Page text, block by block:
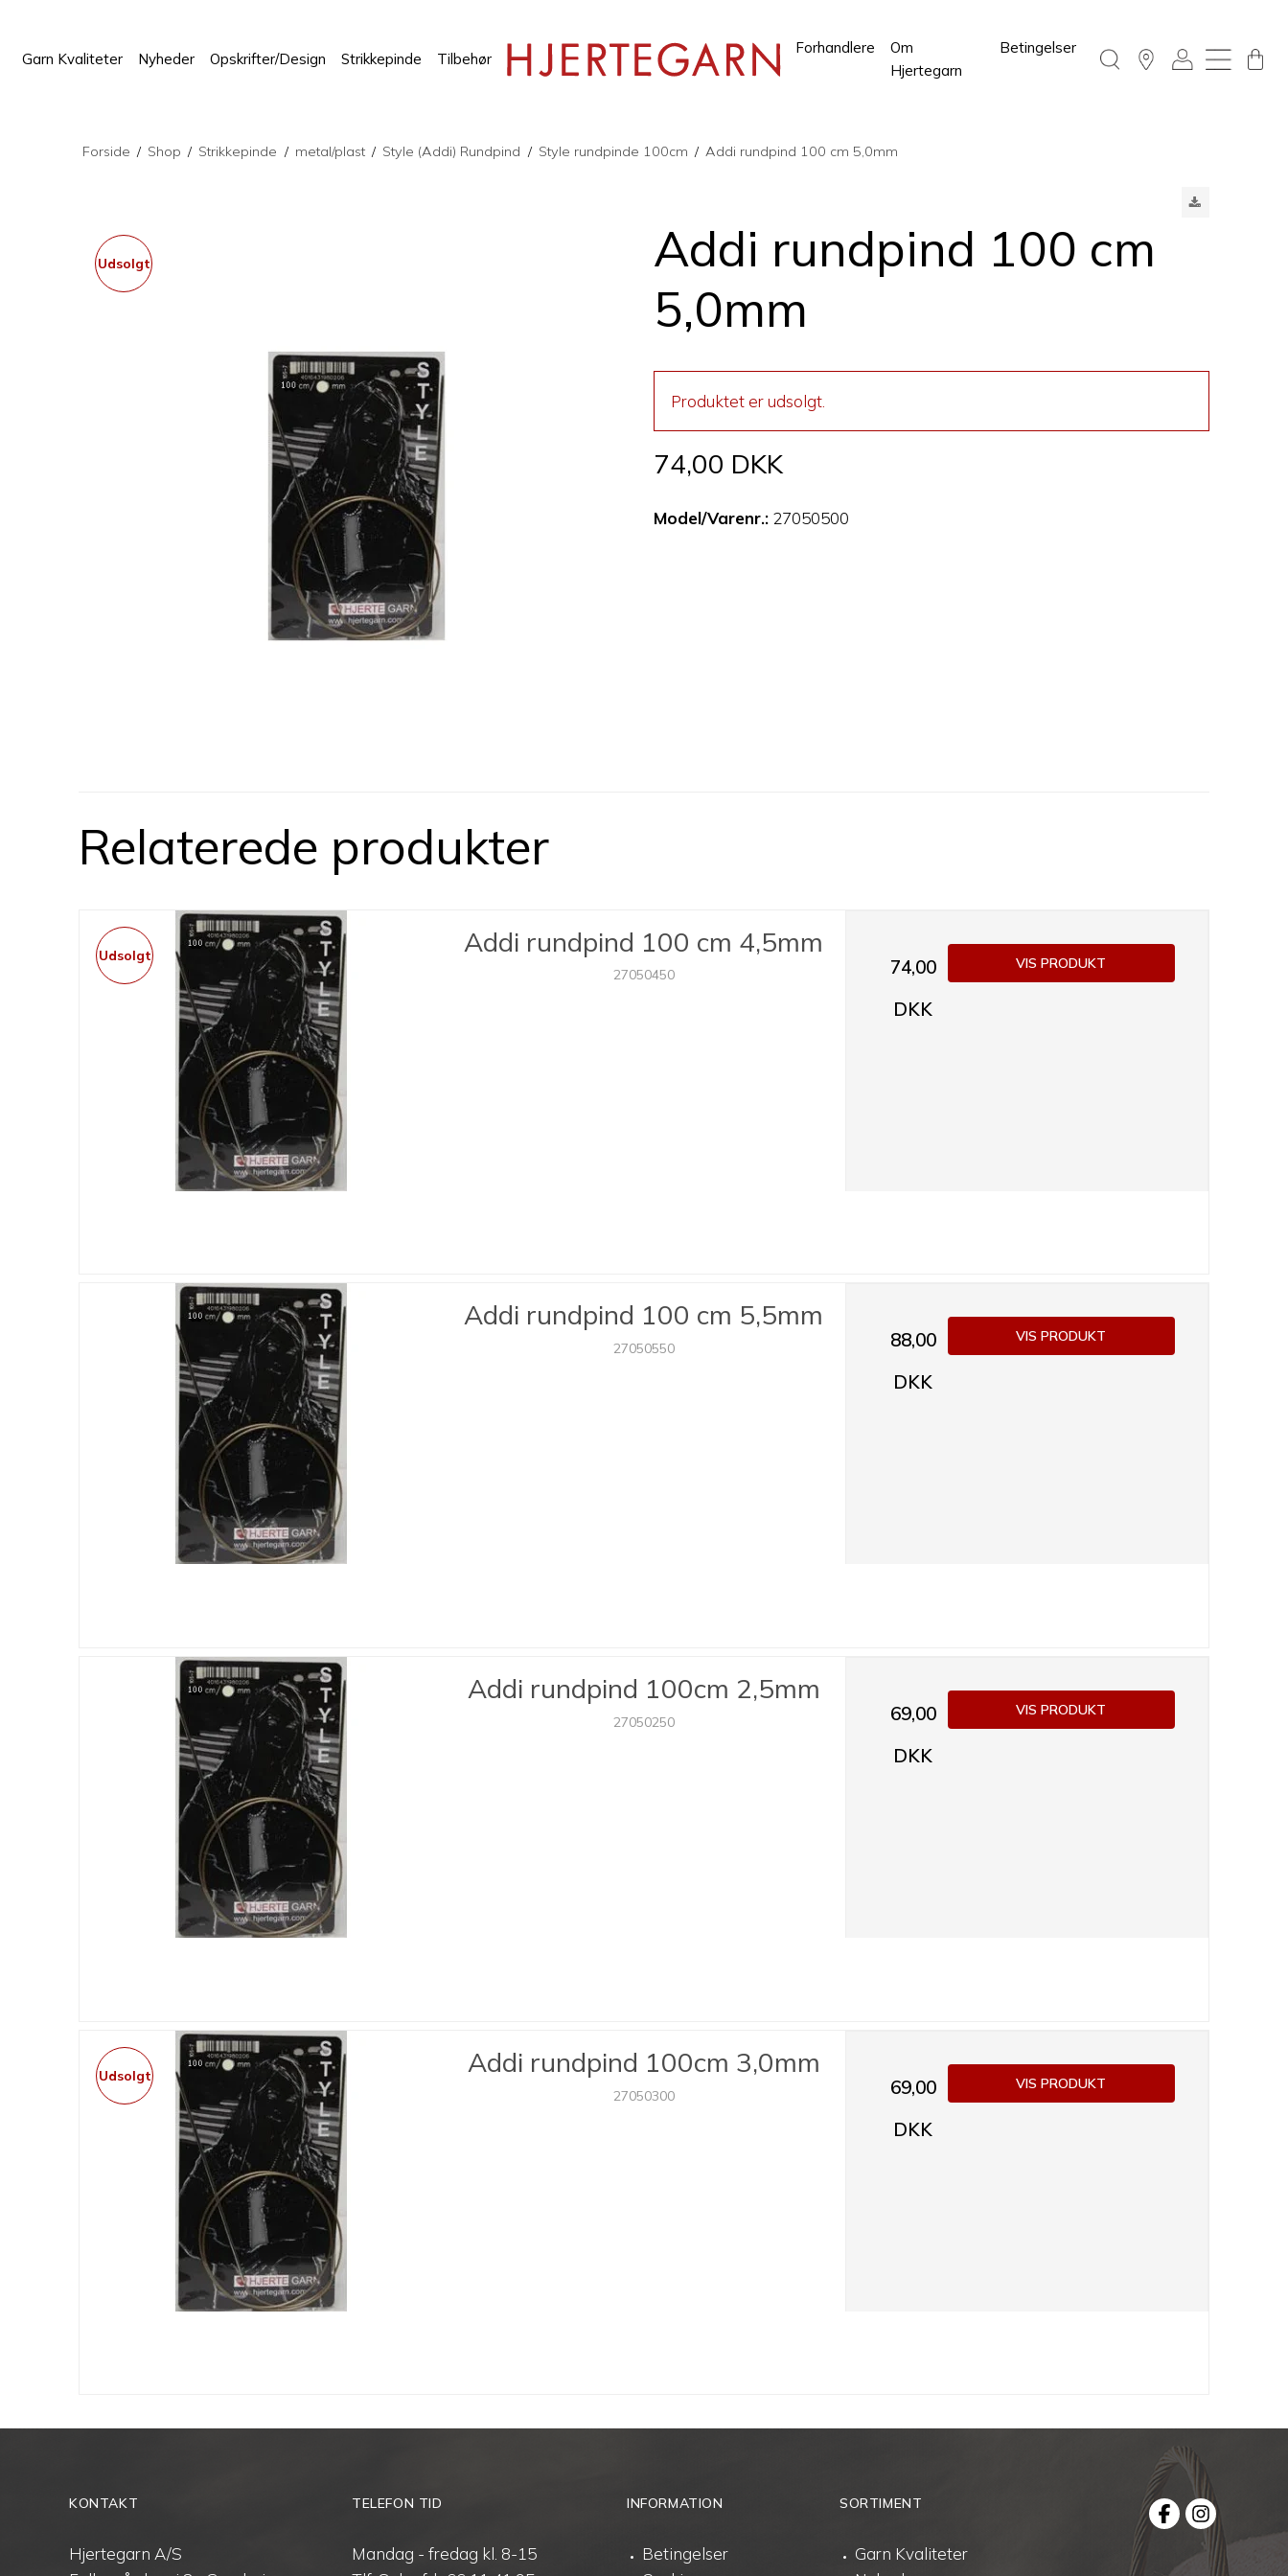
Garn Kvaliteter Nyheder Opskrifter/Design Strikkepinde Tilbehør
Forhandlere
Om
Hjertegarn
Betingelser
Forside / Shop / Strikkepinde / metal/plast / Style (Addi) Rundpind / Style rundpinde 100cm / Addi rundpind 100 cm 5,0mm
Udsolgt
Addi rundpind 100 cm
5,0mm
Produktet er udsolgt.
74,00 DKK
Model/Varenr.: 27050500
Relaterede produkter
Udsolgt Addi rundpind 100 cm 4,5mm
27050450
74,00
DKK
VIS PRODUKT
Addi rundpind 100 cm 5,5mm
27050550
88,00
DKK
VIS PRODUKT
Addi rundpind 100cm 2,5mm
27050250
69,00
DKK
VIS PRODUKT
Udsolgt Addi rundpind 100cm 3,0mm
27050300
69,00
DKK
VIS PRODUKT
KONTAKT
Hjertegarn A/S
TELEFON TID
Mandag - fredag kl. 8-15
INFORMATION
Betingelser
SORTIMENT
Garn Kvaliteter